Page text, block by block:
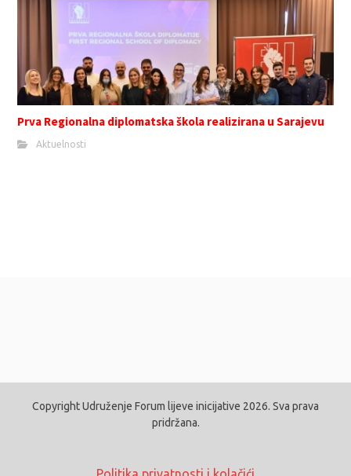
Prva Regionalna diplomatska škola realizirana u Sarajevu
Aktuelnosti
Copyright Udruženje Forum lijeve inicijative 2026. Sva prava
pridržana.